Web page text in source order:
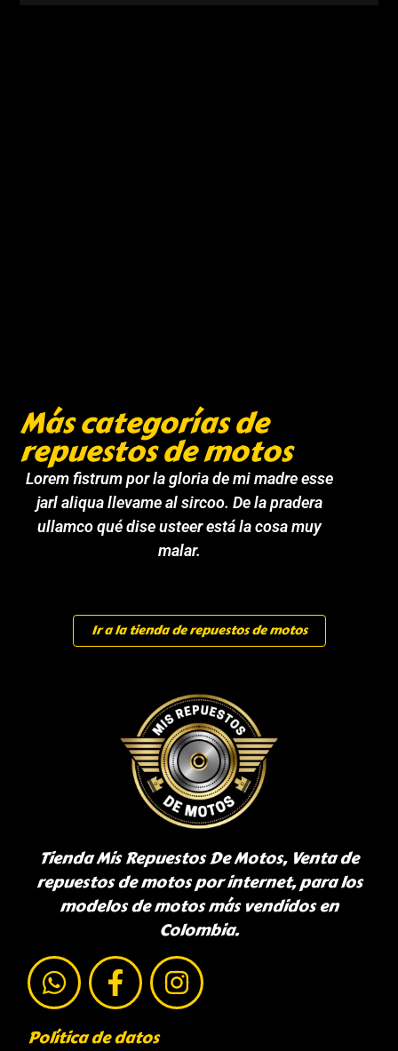
Más categorías de
repuestos de motos
Lorem fistrum por la gloria de mi madre esse
jarl aliqua llevame al sircoo. De la pradera
ullamco qué dise usteer está la cosa muy
malar.
Ir a la tienda de repuestos de motos
Tienda Mis Repuestos De Motos, Venta de
repuestos de motos por internet, para los
modelos de motos más vendidos en
Colombia.
Política de datos